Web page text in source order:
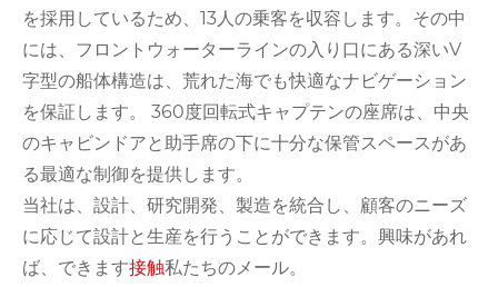
を採用しているため、13人の乗客を収容します。その中
には、フロントウォーターラインの入り口にある深いV
字型の船体構造は、荒れた海でも快適なナビゲーション
を保証します。 360度回転式キャプテンの座席は、中央
のキャビンドアと助手席の下に十分な保管スペースがあ
る最適な制御を提供します。
当社は、設計、研究開発、製造を統合し、顧客のニーズ
に応じて設計と生産を行うことができます。興味があれ
ば、できます接触私たちのメール。